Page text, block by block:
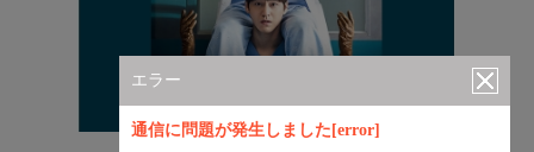
エラー
通信に問題が発生しました[error]